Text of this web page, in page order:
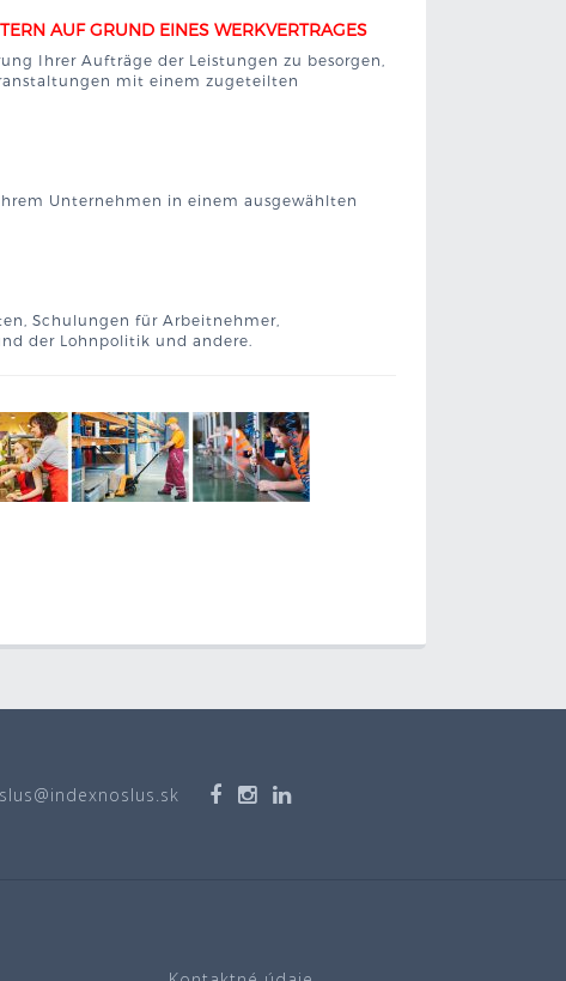
AUF GRUND EINES WERKVERTRAGES
Ihrer Aufträge der Leistungen zu besorgen,
mit einem zugeteilten
Unternehmen in einem ausgewählten
Schulungen für Arbeitnehmer,
der Lohnpolitik und andere.